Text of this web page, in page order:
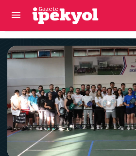
Haliliye’de yollara modern